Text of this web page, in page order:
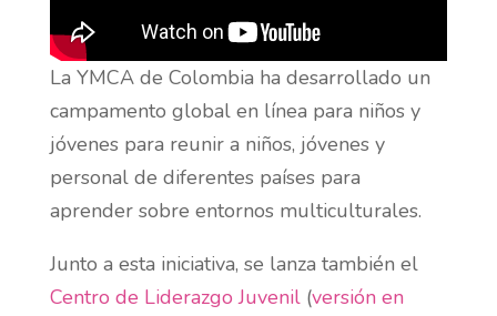
La YMCA de Colombia ha desarrollado un
campamento global en línea para niños y
jóvenes para reunir a niños, jóvenes y
personal de diferentes países para
aprender sobre entornos multiculturales.
Junto a esta iniciativa, se lanza también el
Centro de Liderazgo Juvenil(versión en